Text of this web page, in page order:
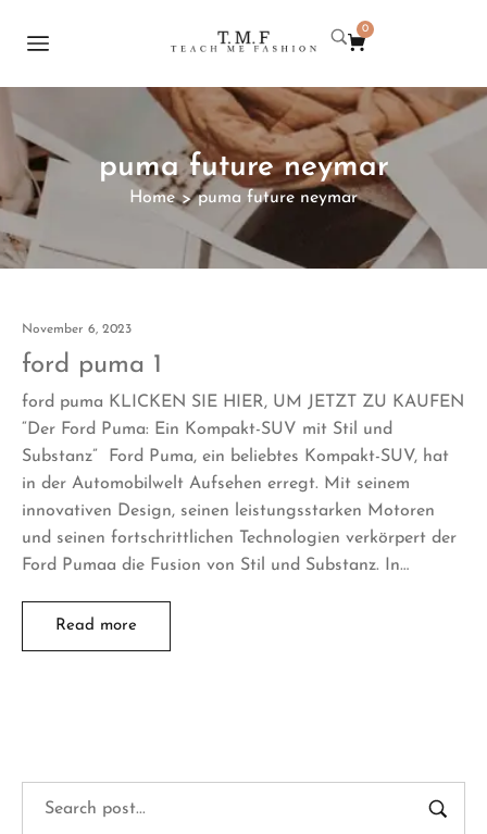
0
puma future neymar
Home > puma future neymar
November 6, 2023
ford puma 1
ford puma KLICKEN SIE HIER, UM JETZT ZU KAUFEN
“Der Ford Puma: Ein Kompakt-SUV mit Stil und
Substanz” Ford Puma, ein beliebtes Kompakt-SUV, hat
in der Automobilwelt Aufsehen erregt. Mit seinem
innovativen Design, seinen leistungsstarken Motoren
und seinen fortschrittlichen Technologien verkörpert der
Ford Pumaa die Fusion von Stil und Substanz. In…
Read more